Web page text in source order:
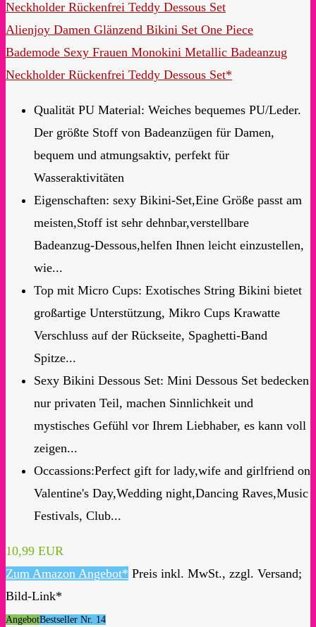
Alienjoy Damen Glänzend Bikini Set One Piece
Bademode Sexy Frauen Monokini Metallic Badeanzug
Neckholder Rückenfrei Teddy Dessous Set*
Qualität PU Material: Weiches bequemes PU/Leder.
Der größte Stoff von Badeanzügen für Damen,
bequem und atmungsaktiv, perfekt für
Wasseraktivitäten
Eigenschaften: sexy Bikini-Set,Eine Größe passt am
meisten,Stoff ist sehr dehnbar,verstellbare
Badeanzug-Dessous,helfen Ihnen leicht einzustellen,
wie...
Top mit Micro Cups: Exotisches String Bikini bietet
großartige Unterstützung, Mikro Cups Krawatte
Verschluss auf der Rückseite, Spaghetti-Band
Spitze...
Sexy Bikini Dessous Set: Mini Dessous Set bedecken
nur privaten Teil, machen Sinnlichkeit und
mystisches Gefühl vor Ihrem Liebhaber, es kann voll
zeigen...
Occassions:Perfect gift for lady,wife and girlfriend on
Valentine's Day,Wedding night,Dancing Raves,Music
Festivals, Club...
10,99 EUR
Zum Amazon Angebot* Preis inkl. MwSt., zzgl. Versand;
Bild-Link*
AngebotBestseller Nr. 14